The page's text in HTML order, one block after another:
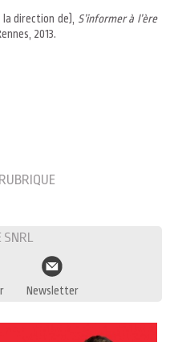
direction de), S’informer à l’ère
2013.
SNRL
Newsletter